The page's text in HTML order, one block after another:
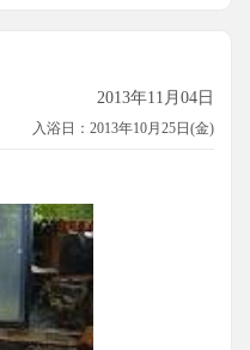
2013年11月04日
入浴日：2013年10月25日(金)